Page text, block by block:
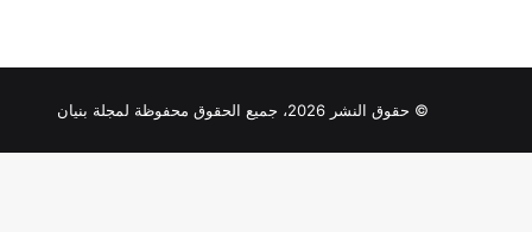
© حقوق النشر 2026، جميع الحقوق محفوظة لمجلة بنيان